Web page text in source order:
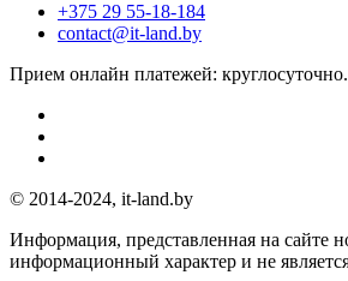
+375 29 55-18-184
contact@it-land.by
Прием онлайн платежей: круглосуточно.
© 2014-2024, it-land.by
Информация, представленная на сайте
информационный характер и не